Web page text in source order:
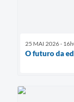
25 MAI 2026 -
O futuro da